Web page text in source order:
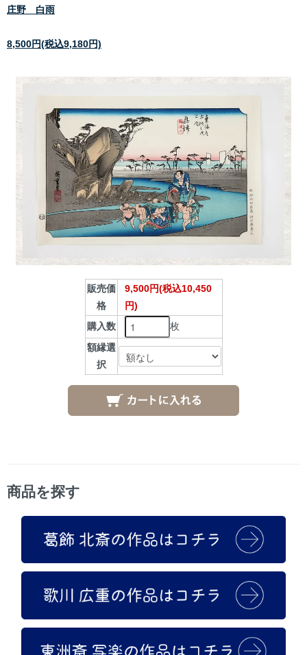
庄野 白雨
8,500円(税込9,180円)
販売価
格
9,500円(税込10,450
円)
購入数
枚
額縁選
択
商品を探す